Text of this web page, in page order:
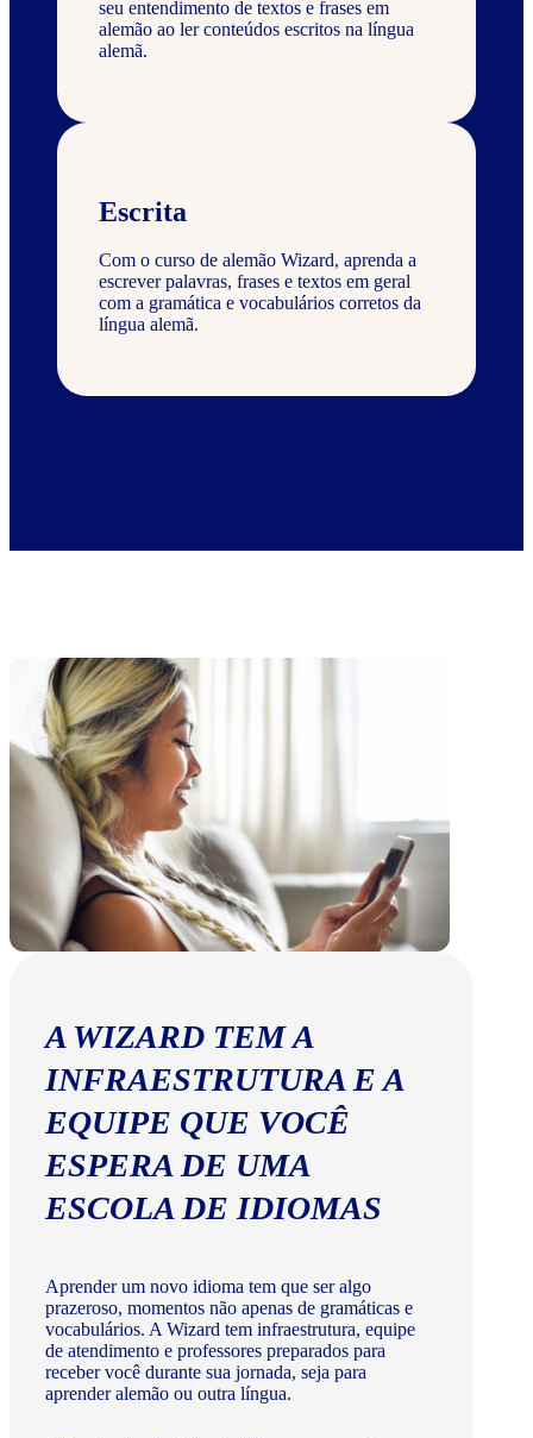
seu entendimento de textos e frases em
alemão ao ler conteúdos escritos na língua
alemã.
Escrita
Com o curso de alemão Wizard, aprenda a
escrever palavras, frases e textos em geral
com a gramática e vocabulários corretos da
língua alemã.
A WIZARD TEM A
INFRAESTRUTURA E A
EQUIPE QUE VOCÊ
ESPERA DE UMA
ESCOLA DE IDIOMAS
Aprender um novo idioma tem que ser algo
prazeroso, momentos não apenas de gramáticas e
vocabulários. A Wizard tem infraestrutura, equipe
de atendimento e professores preparados para
receber você durante sua jornada, seja para
aprender alemão ou outra língua.